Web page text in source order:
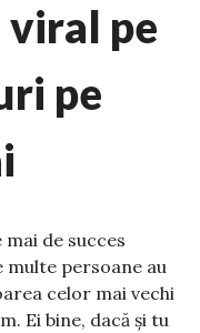
viral pe
pe
de succes
persoane au
celor mai vechi
Ei bine, dacă și tu